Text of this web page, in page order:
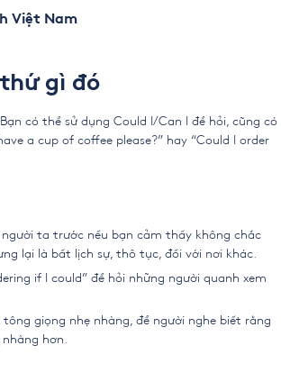
Việt Nam
gì đó
có thể sử dụng Could I/Can I để hỏi, cũng có
a cup of coffee please?” hay “Could I order
ta trước nếu bạn cảm thấy không chắc
lại là bất lịch sự, thô tục, đối với nơi khác.
if I could” để hỏi những người quanh xem
giọng nhẹ nhàng, để người nghe biết rằng
hơn.